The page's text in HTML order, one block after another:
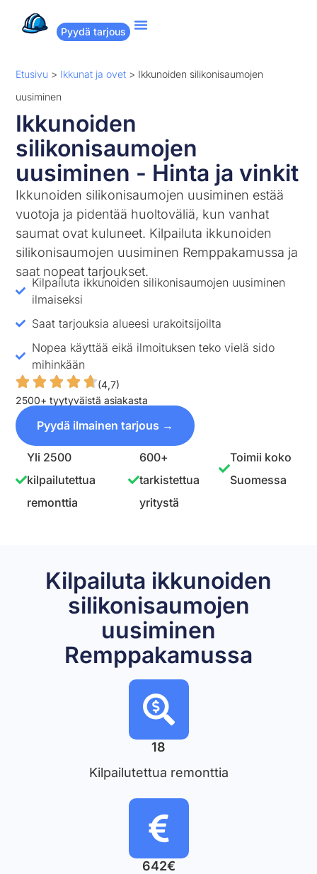
Pyydä tarjous
Etusivu > Ikkunat ja ovet > Ikkunoiden silikonisaumojen
uusiminen
Ikkunoiden
silikonisaumojen
uusiminen - Hinta ja vinkit
Ikkunoiden silikonisaumojen uusiminen estää
vuotoja ja pidentää huoltoväliä, kun vanhat
saumat ovat kuluneet. Kilpailuta ikkunoiden
silikonisaumojen uusiminen Remppakamussa ja
saat nopeat tarjoukset.
Kilpailuta ikkunoiden silikonisaumojen uusiminen
ilmaiseksi
Saat tarjouksia alueesi urakoitsijoilta
Nopea käyttää eikä ilmoituksen teko vielä sido
mihinkään
(4,7)
2500+ tyytyväistä asiakasta
Pyydä ilmainen tarjous →
Yli 2500
kilpailutettua
remonttia
600+
tarkistettua
yritystä
Toimii koko
Suomessa
Kilpailuta ikkunoiden
silikonisaumojen
uusiminen
Remppakamussa
18
Kilpailutettua remonttia
642€